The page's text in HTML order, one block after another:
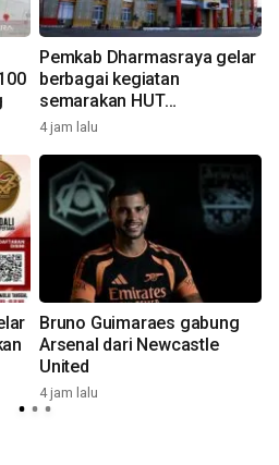
Pemkab Dharmasraya gelar
berbagai kegiatan
semarakan HUT
kemerdekaan
4 jam lalu
Bruno Guimaraes gabung
Arsenal dari Newcastle
United
4 jam lalu